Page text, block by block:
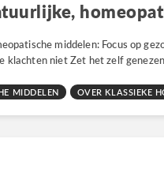
middelen: Focus op
klachten niet Zet het zelf
MIDDELEN OVER KLASSIEKE